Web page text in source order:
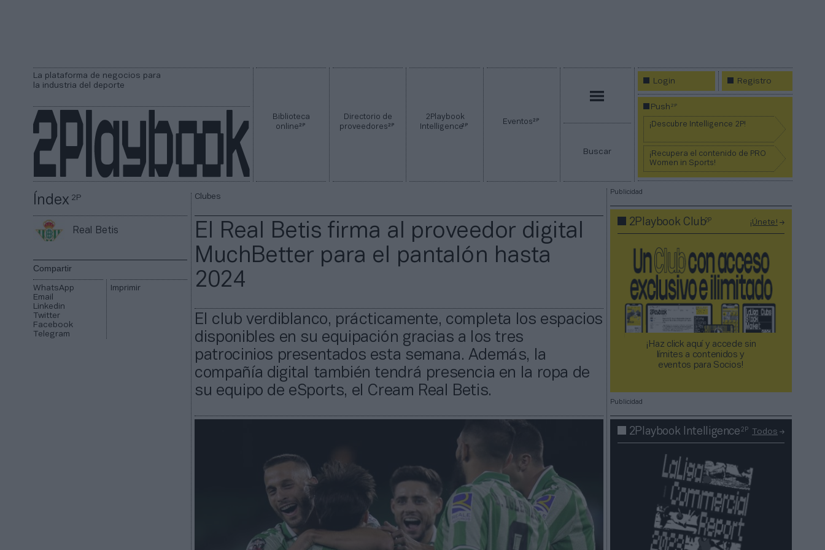
La plataforma de negocios para
la industria del deporte
Biblioteca
online2P
Directorio de
proveedores2P
2Playbook
Intelligence2P Eventos2P
Buscar
Login Registro
Push2P
¡Descubre Intelligence 2P!
¡Recupera el contenido de PRO
Women in Sports!
Índex2P
Real Betis
Compartir
WhatsApp
Email
Linkedin
Twitter
Facebook
Telegram
Imprimir
Clubes
El Real Betis firma al proveedor digital
MuchBetter para el pantalón hasta
2024
El club verdiblanco, prácticamente, completa los espacios
disponibles en su equipación gracias a los tres
patrocinios presentados esta semana. Además, la
compañía digital también tendrá presencia en la ropa de
su equipo de eSports, el Cream Real Betis.
Publicidad
2Playbook Club2P ¡Únete!
¡Haz click aquí y accede sin
límites a contenidos y
eventos para Socios!​​​​​​​
Publicidad
2Playbook Intelligence2P Todos